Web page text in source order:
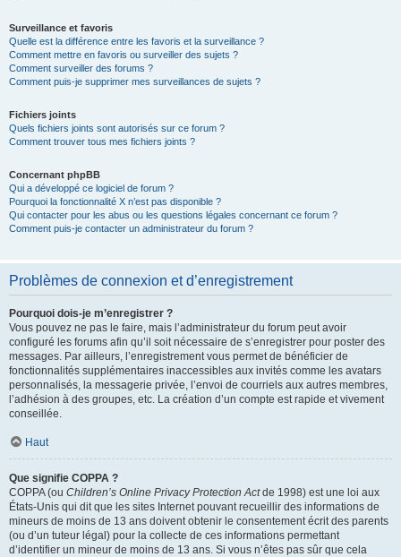
Surveillance et favoris
Quelle est la différence entre les favoris et la surveillance ?
Comment mettre en favoris ou surveiller des sujets ?
Comment surveiller des forums ?
Comment puis-je supprimer mes surveillances de sujets ?
Fichiers joints
Quels fichiers joints sont autorisés sur ce forum ?
Comment trouver tous mes fichiers joints ?
Concernant phpBB
Qui a développé ce logiciel de forum ?
Pourquoi la fonctionnalité X n’est pas disponible ?
Qui contacter pour les abus ou les questions légales concernant ce forum ?
Comment puis-je contacter un administrateur du forum ?
Problèmes de connexion et d’enregistrement
Pourquoi dois-je m’enregistrer ?
Vous pouvez ne pas le faire, mais l’administrateur du forum peut avoir
configuré les forums afin qu’il soit nécessaire de s’enregistrer pour poster des
messages. Par ailleurs, l’enregistrement vous permet de bénéficier de
fonctionnalités supplémentaires inaccessibles aux invités comme les avatars
personnalisés, la messagerie privée, l’envoi de courriels aux autres membres,
l’adhésion à des groupes, etc. La création d’un compte est rapide et vivement
conseillée.
Haut
Que signifie COPPA ?
COPPA (ou Children’s Online Privacy Protection Actde 1998) est une loi aux
États-Unis qui dit que les sites Internet pouvant recueillir des informations de
mineurs de moins de 13 ans doivent obtenir le consentement écrit des parents
(ou d’un tuteur légal) pour la collecte de ces informations permettant
d’identifier un mineur de moins de 13 ans. Si vous n’êtes pas sûr que cela